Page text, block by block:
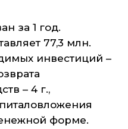
за 1 год.
77,3 млн.
инвестиций –
– 4 г.,
форме.